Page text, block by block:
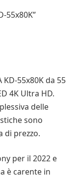
55x80K”
55x80K da 55
4K Ultra HD.
delle
sono
di prezzo.
per il 2022 e
è carente in